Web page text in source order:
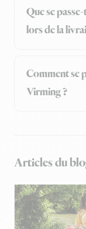
Que se
lors de la
Comment se
Virming ?
Articles du